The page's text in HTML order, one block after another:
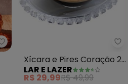
Lar e Lazer - Garrafa Licoreira
Xícara e Pires Coração 2
Peças (Vidro)
LAR E LAZER
R$ 29,99R$ 49,99